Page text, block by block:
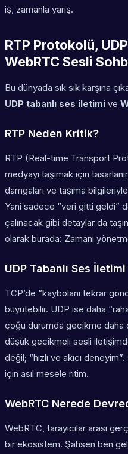
iş, zamanla yarış.
RTP Protokolü,
WebRTC Sesli
Bu dünyada sık sık karşına
UDP tabanlı ses iletimi ve
RTP Neden Kritik?
RTP (Real-time Transport
medyayı taşımak için
damgaları ve taşıma
Yani sadece “veri gitti geldi”
çalınacak gibi detaylar da
olarak burada: Zamanı
UDP Tabanlı Ses
TCP’de “kaybolanı tekrar
büyütebilir. UDP ise daha
çoğu durumda gecikme daha
düşük gecikmeli sesli
değil; “hızlı ve akıcı
için asıl mesele ritim.
WebRTC Nerede
WebRTC, tarayıcılar arası
bir ekosistem. Şahsen ben